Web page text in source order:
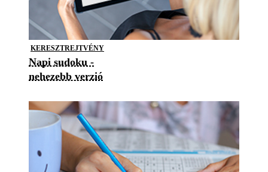
KERESZTREJTVÉNY
Napi sudoku -
nehezebb verzió